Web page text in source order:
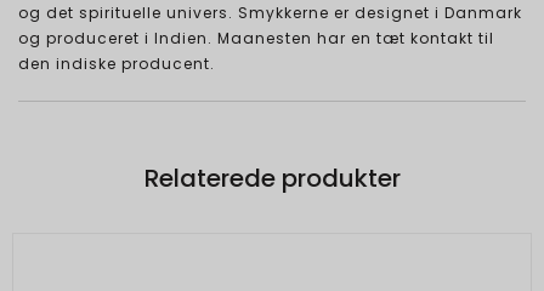
og det spirituelle univers. Smykkerne er designet i Danmark
og produceret i Indien. Maanesten har en tæt kontakt til
den indiske producent.
Relaterede produkter